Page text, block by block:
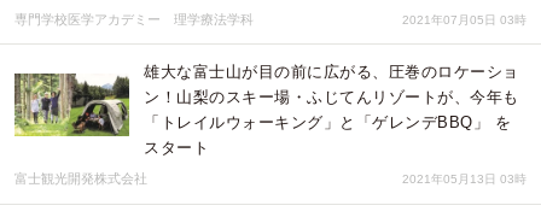
専門学校医学アカデミー 理学療法学科 2021年07月05日 03時
雄大な富士山が目の前に広がる、圧巻のロケーショ
ン！山梨のスキー場・ふじてんリゾートが、今年も
「トレイルウォーキング」と「ゲレンデBBQ」 を
スタート
富士観光開発株式会社 2021年05月13日 03時